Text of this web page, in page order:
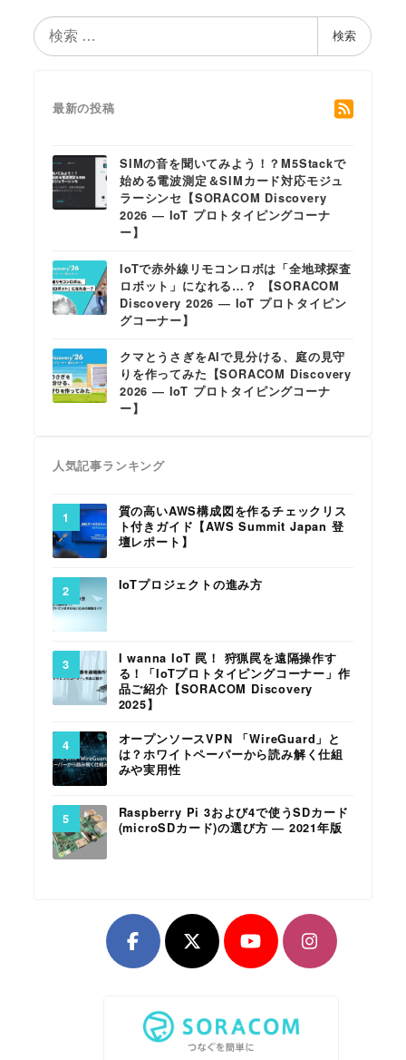
検
索
検索
最新の投稿
SIMの音を聞いてみよう！？M5Stackで
始める電波測定＆SIMカード対応モジュ
ラーシンセ【SORACOM Discovery
2026 ― IoT プロトタイピングコーナ
ー】
IoTで赤外線リモコンロボは「全地球探査
ロボット」になれる…？ 【SORACOM
Discovery 2026 ― IoT プロトタイピン
グコーナー】
クマとうさぎをAIで見分ける、庭の見守
りを作ってみた【SORACOM Discovery
2026 ― IoT プロトタイピングコーナ
ー】
人気記事ランキング
質の高いAWS構成図を作るチェックリス
ト付きガイド【AWS Summit Japan 登
壇レポート】
IoTプロジェクトの進み方
I wanna IoT 罠！ 狩猟罠を遠隔操作す
る！「IoTプロトタイピングコーナー」作
品ご紹介【SORACOM Discovery
2025】
オープンソースVPN 「WireGuard」と
は？ホワイトペーパーから読み解く仕組
みや実用性
Raspberry Pi 3および4で使うSDカード
(microSDカード)の選び方 ― 2021年版